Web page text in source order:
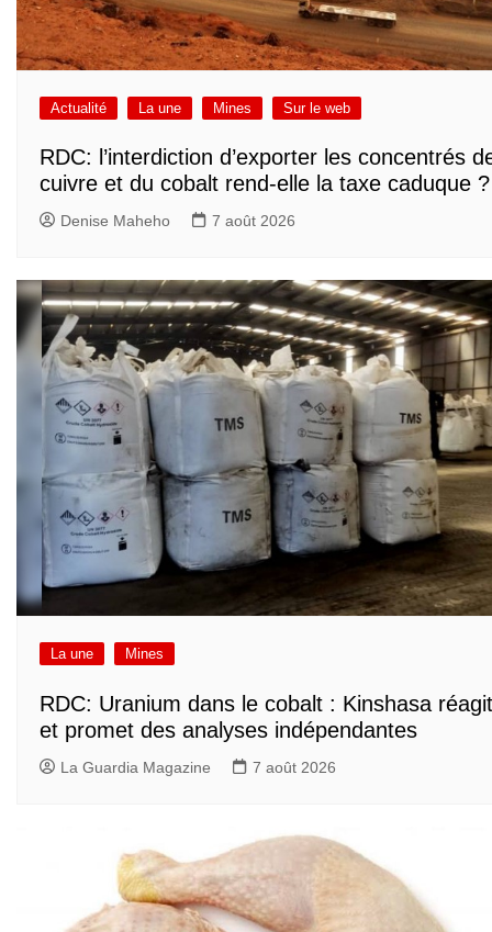
Actualité La une Mines Sur le web
RDC: l’interdiction d’exporter les concentrés
cuivre et du cobalt rend-elle la taxe caduque ?
Denise Maheho 7 août 2026
La une Mines
RDC: Uranium dans le cobalt : Kinshasa réagit
et promet des analyses indépendantes
La Guardia Magazine 7 août 2026